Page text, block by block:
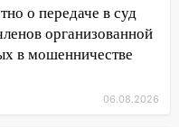
92-летнюю
области
области
на трассе и
о передаче в суд
организованной
в мошенничестве
06.08.2026